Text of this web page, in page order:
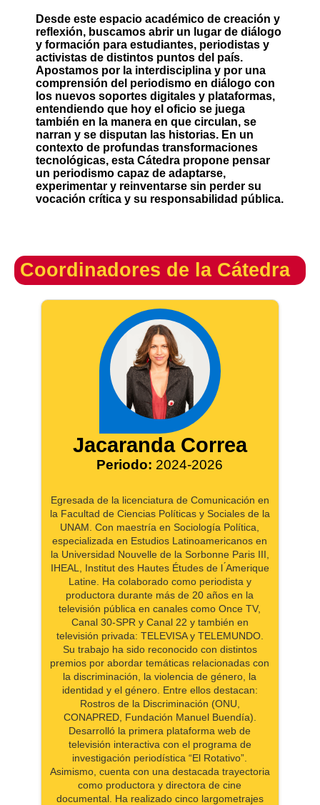
Desde este espacio académico de creación y
reflexión, buscamos abrir un lugar de diálogo
y formación para estudiantes, periodistas y
activistas de distintos puntos del país.
Apostamos por la interdisciplina y por una
comprensión del periodismo en diálogo con
los nuevos soportes digitales y plataformas,
entendiendo que hoy el oficio se juega
también en la manera en que circulan, se
narran y se disputan las historias. En un
contexto de profundas transformaciones
tecnológicas, esta Cátedra propone pensar
un periodismo capaz de adaptarse,
experimentar y reinventarse sin perder su
vocación crítica y su responsabilidad pública.
Coordinadores de la Cátedra
Jacaranda Correa
Periodo: 2024-2026
Egresada de la licenciatura de Comunicación en
la Facultad de Ciencias Políticas y Sociales de la
UNAM. Con maestría en Sociología Política,
especializada en Estudios Latinoamericanos en
la Universidad Nouvelle de la Sorbonne Paris III,
IHEAL, Institut des Hautes Études de l ́Amerique
Latine. Ha colaborado como periodista y
productora durante más de 20 años en la
televisión pública en canales como Once TV,
Canal 30-SPR y Canal 22 y también en
televisión privada: TELEVISA y TELEMUNDO.
Su trabajo ha sido reconocido con distintos
premios por abordar temáticas relacionadas con
la discriminación, la violencia de género, la
identidad y el género. Entre ellos destacan:
Rostros de la Discriminación (ONU,
CONAPRED, Fundación Manuel Buendía).
Desarrolló la primera plataforma web de
televisión interactiva con el programa de
investigación periodística “El Rotativo”.
Asimismo, cuenta con una destacada trayectoria
como productora y directora de cine
documental. Ha realizado cinco largometrajes